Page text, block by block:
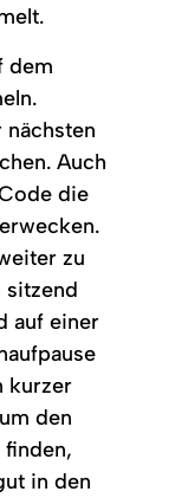
dem
Auch
die
zu
sitzend
auf einer
kurzer
den
finden,
in den